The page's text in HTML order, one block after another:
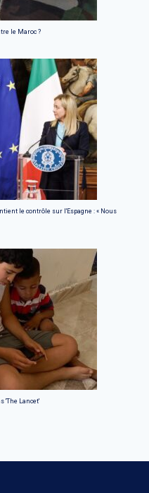
le Maroc ?
le contrôle sur l'Espagne : « Nous
'The Lancet'